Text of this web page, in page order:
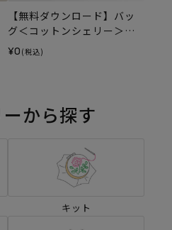
【無料ダウンロード】バッ
グ＜コットンシェリー＞
（レシピ）
¥0 (税込)
から探す
キット